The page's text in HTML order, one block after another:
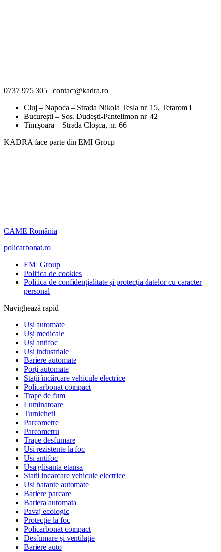
0737 975 305 | contact@kadra.ro
Cluj – Napoca – Strada Nikola Tesla nr. 15, Tetarom I
București – Sos. Dudești-Pantelimon nr. 42
Timișoara – Strada Cloșca, nr. 66
KADRA face parte din EMI Group
CAME România
policarbonat.ro
EMI Group
Politica de cookies
Politica de confidențialitate și protecția datelor cu caracter
personal
Navighează rapid
Uși automate
Uși medicale
Uși antifoc
Uși industriale
Bariere automate
Porți automate
Stații încărcare vehicule electrice
Policarbonat compact
Trape de fum
Luminatoare
Turnicheti
Parcometre
Parcometru
Trape desfumare
Usi rezistente la foc
Usi antifoc
Usa glisanta etansa
Statii incarcare vehicule electrice
Usi batante automate
Bariere parcare
Bariera automata
Pavaj ecologic
Protecție la foc
Policarbonat compact
Desfumare și ventilație
Bariere auto